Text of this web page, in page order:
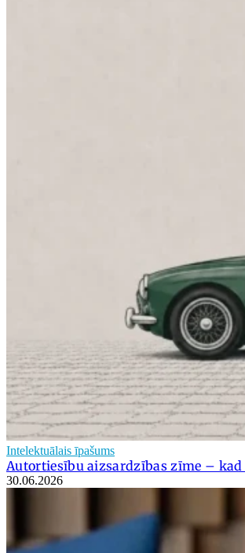
Intelektuālais īpašums
Autortiesību aizsardzības zīme – kad
30.06.2026